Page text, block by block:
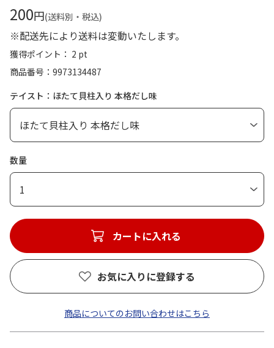
200円(送料別・税込)
※配送先により送料は変動いたします。
獲得ポイント： 2 pt
商品番号
9973134487
テイスト：ほたて貝柱入り 本格だし味
数量
1
カートに入れる
お気に入りに登録する
商品についてのお問い合わせはこちら